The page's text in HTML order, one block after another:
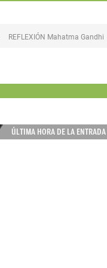
REFLEXIÓN Mahatma Gandhi
ÚLTIMA HORA DE LA